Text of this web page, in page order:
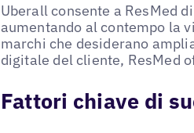
Uberall consente a ResMed
aumentando al contempo la
marchi che desiderano
digitale del cliente, ResMed
Fattori chiave di